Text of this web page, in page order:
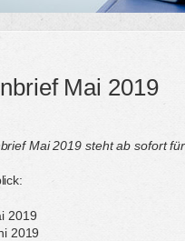
Mai 2019
Mai 2019 steht ab sofort
2019
2019